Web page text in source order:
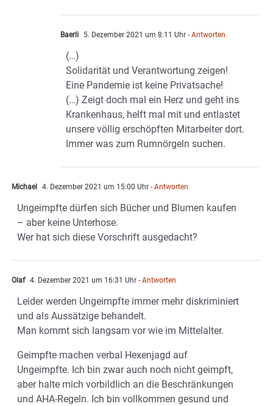
Baerli 5. Dezember 2021 um 8:11 Uhr - Antworten
(…)
Solidarität und Verantwortung zeigen!
Eine Pandemie ist keine Privatsache!
(…) Zeigt doch mal ein Herz und geht ins
Krankenhaus, helft mal mit und entlastet
unsere völlig erschöpften Mitarbeiter dort.
Immer was zum Rumnörgeln suchen.
Michael 4. Dezember 2021 um 15:00 Uhr - Antworten
Ungeimpfte dürfen sich Bücher und Blumen kaufen
– aber keine Unterhose.
Wer hat sich diese Vorschrift ausgedacht?
Olaf 4. Dezember 2021 um 16:31 Uhr - Antworten
Leider werden Ungeimpfte immer mehr diskriminiert
und als Aussätzige behandelt.
Man kommt sich langsam vor wie im Mittelalter.
Geimpfte machen verbal Hexenjagd auf
Ungeimpfte. Ich bin zwar auch noch nicht geimpft,
aber halte mich vorbildlich an die Beschränkungen
und AHA-Regeln. Ich bin vollkommen gesund und